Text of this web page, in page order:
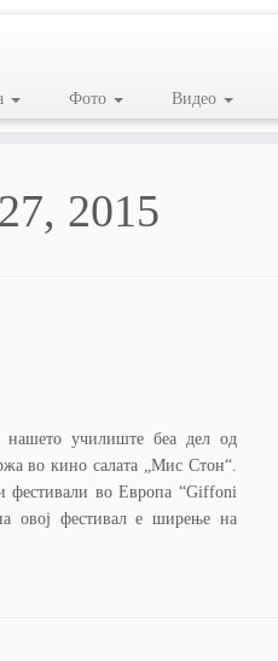
Фото Видео
2015
училиште беа дел од
во кино салата „Мис Стон“.
фестивали во Европа “Giffoni
овој фестивал е ширење на